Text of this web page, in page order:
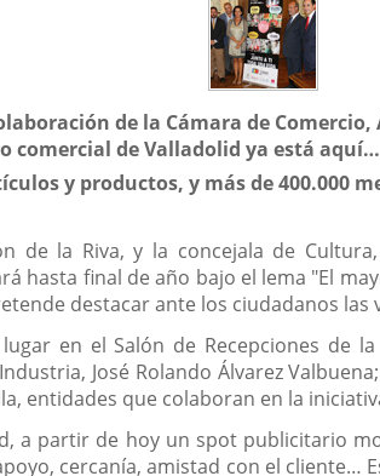
de la Cámara de Comercio,
comercial de Valladolid ya está
y productos, y más de 400.000
de la Riva, y la concejala de
hasta final de año bajo el lema "El
destacar ante los ciudadanos
en el Salón de Recepciones de
José Rolando Álvarez
entidades que colaboran en la
a partir de hoy un spot publicitario
cercanía, amistad con el